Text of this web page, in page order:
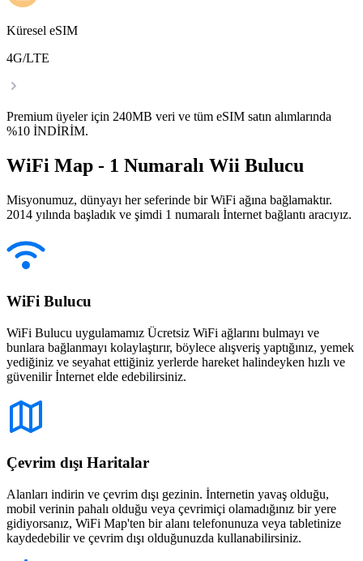
Küresel eSIM
4G/LTE
Premium üyeler için 240MB veri ve tüm eSIM satın alımlarında
%10 İNDİRİM.
WiFi Map - 1 Numaralı Wii Bulucu
Misyonumuz, dünyayı her seferinde bir WiFi ağına bağlamaktır.
2014 yılında başladık ve şimdi 1 numaralı İnternet bağlantı aracıyız.
WiFi Bulucu
WiFi Bulucu uygulamamız Ücretsiz WiFi ağlarını bulmayı ve
bunlara bağlanmayı kolaylaştırır, böylece alışveriş yaptığınız, yemek
yediğiniz ve seyahat ettiğiniz yerlerde hareket halindeyken hızlı ve
güvenilir İnternet elde edebilirsiniz.
Çevrim dışı Haritalar
Alanları indirin ve çevrim dışı gezinin. İnternetin yavaş olduğu,
mobil verinin pahalı olduğu veya çevrimiçi olamadığınız bir yere
gidiyorsanız, WiFi Map'ten bir alanı telefonunuza veya tabletinize
kaydedebilir ve çevrim dışı olduğunuzda kullanabilirsiniz.